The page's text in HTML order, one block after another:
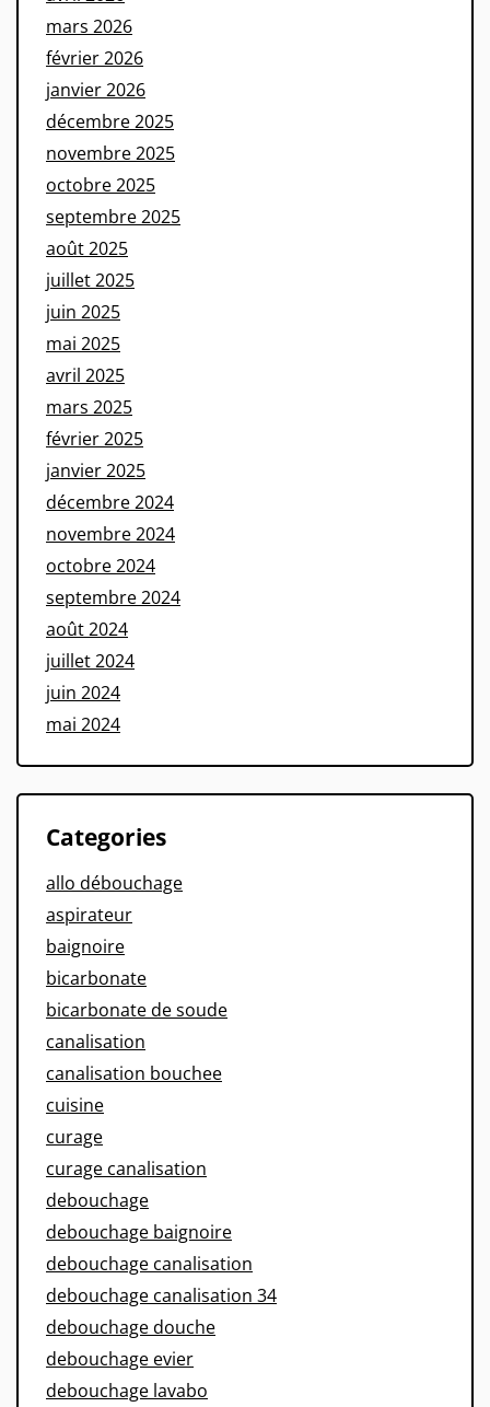
mars 2026
février 2026
janvier 2026
décembre 2025
novembre 2025
octobre 2025
septembre 2025
août 2025
juillet 2025
juin 2025
mai 2025
avril 2025
mars 2025
février 2025
janvier 2025
décembre 2024
novembre 2024
octobre 2024
septembre 2024
août 2024
juillet 2024
juin 2024
mai 2024
Categories
allo débouchage
aspirateur
baignoire
bicarbonate
bicarbonate de soude
canalisation
canalisation bouchee
cuisine
curage
curage canalisation
debouchage
debouchage baignoire
debouchage canalisation
debouchage canalisation 34
debouchage douche
debouchage evier
debouchage lavabo